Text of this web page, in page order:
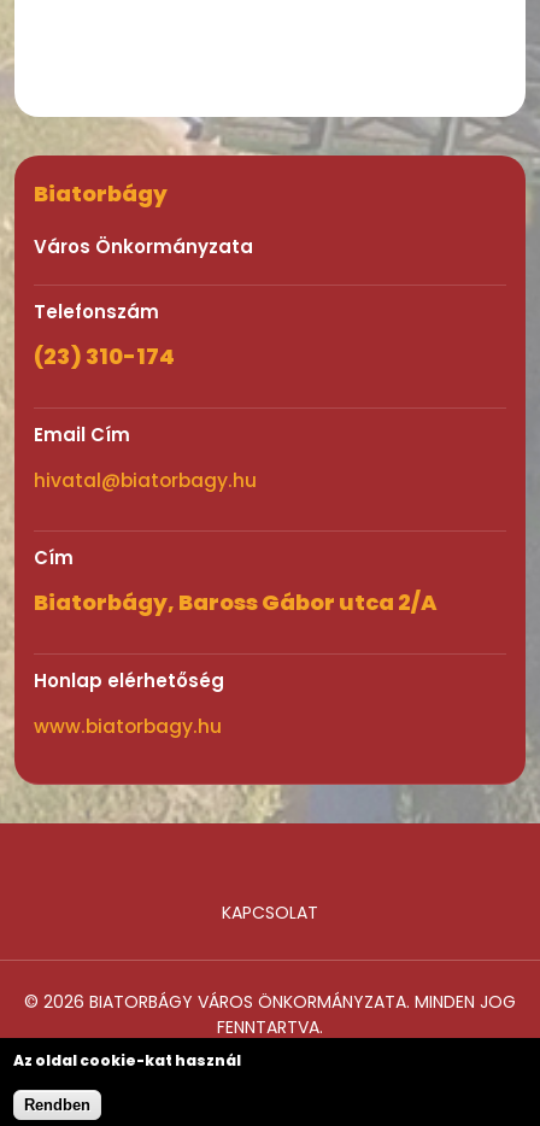
Biatorbágy
Város Önkormányzata
Telefonszám
(23) 310-174
Email Cím
hivatal@biatorbagy.hu
Cím
Biatorbágy, Baross Gábor utca 2/A
Honlap elérhetőség
www.biatorbagy.hu
KAPCSOLAT
© 2026 BIATORBÁGY VÁROS ÖNKORMÁNYZATA. MINDEN JOG
FENNTARTVA.
Az oldal cookie-kat használ
Rendben